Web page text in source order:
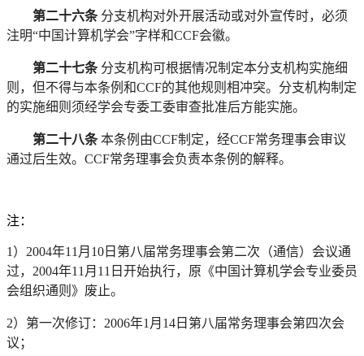
第二十六条 分支机构对外开展活动或对外宣传时，必须
注明“中国计算机学会”字样和CCF会徽。
第二十七条 分支机构可根据情况制定本分支机构实施细
则，但不得与本条例和CCF的其他规则相冲突。 分支机构制定
的实施细则须经学会专委工委审查批准后方能实施。
第二十八条本条例由CCF制定，经CCF常务理事会审议
通过后生效。CCF常务理事会负责本条例的解释。
注：
1）2004年11月10日第八届常务理事会第二次（通信）会议通
过，2004年11月11日开始执行，原《中国计算机学会专业委员
会组织通则》废止。
2）第一次修订：2006年1月14日第八届常务理事会第四次会
议；